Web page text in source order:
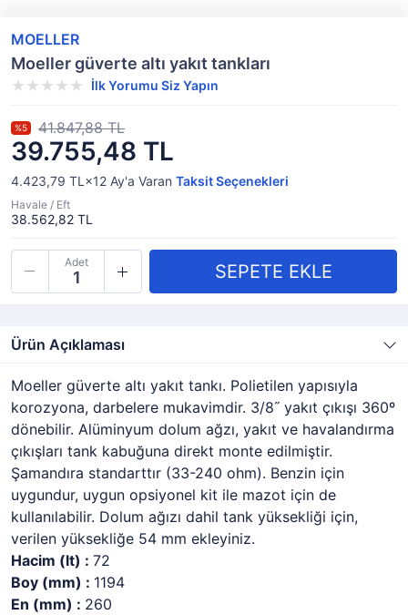
MOELLER
Moeller güverte altı yakıt tankları
İlk Yorumu Siz Yapın
39.755,48 TL
%5 41.847,88 TL
4.423,79 TL×12 Ay'a Varan Taksit Seçenekleri
Havale / Eft
38.562,82 TL
Adet
Ürün Açıklaması
Moeller güverte altı yakıt tankı. Polietilen yapısıyla
korozyona, darbelere mukavimdir. 3/8˝ yakıt çıkışı 360º
dönebilir. Alüminyum dolum ağzı, yakıt ve havalandırma
çıkışları tank kabuğuna direkt monte edilmiştir.
Şamandıra standarttır (33-240 ohm). Benzin için
uygundur, uygun opsiyonel kit ile mazot için de
kullanılabilir. Dolum ağızı dahil tank yüksekliği için,
verilen yüksekliğe 54 mm ekleyiniz.
Hacim (lt) : 72
Boy (mm) : 1194
En (mm) : 260